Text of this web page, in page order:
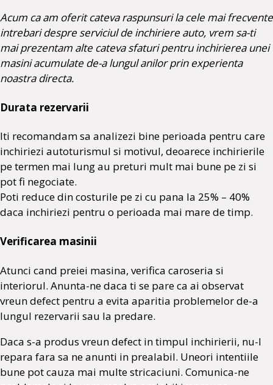
Acum ca am oferit cateva raspunsuri la cele mai frecvente
intrebari despre serviciul de inchiriere auto, vrem sa-ti
mai prezentam alte cateva sfaturi pentru inchirierea unei
masini acumulate de-a lungul anilor prin experienta
noastra directa.
Durata rezervarii
Iti recomandam sa analizezi bine perioada pentru care
inchiriezi autoturismul si motivul, deoarece inchirierile
pe termen mai lung au preturi mult mai bune pe zi si
pot fi negociate.
Poti reduce din costurile pe zi cu pana la 25% – 40%
daca inchiriezi pentru o perioada mai mare de timp.
Verificarea masinii
Atunci cand preiei masina, verifica caroseria si
interiorul. Anunta-ne daca ti se pare ca ai observat
vreun defect pentru a evita aparitia problemelor de-a
lungul rezervarii sau la predare.
Daca s-a produs vreun defect in timpul inchirierii, nu-l
repara fara sa ne anunti in prealabil. Uneori intentiile
bune pot cauza mai multe stricaciuni. Comunica-ne